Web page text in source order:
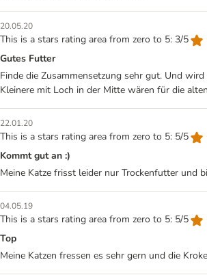
20.05.20
This is a stars rating area from zero to 5: 3/5
Gutes Futter
Finde die Zusammensetzung sehr gut. Und
Kleinere mit Loch in der Mitte wären für die
22.01.20
This is a stars rating area from zero to 5: 5/5
Kommt gut an :)
Meine Katze frisst leider nur Trockenfutter und
04.05.19
This is a stars rating area from zero to 5: 5/5
Top
Meine Katzen fressen es sehr gern und die